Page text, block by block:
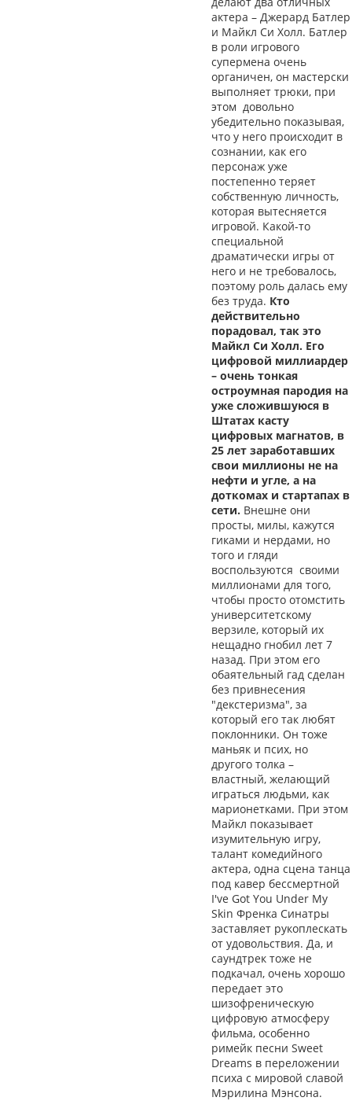
актера – Джерард Батлер
и Майкл Си Холл. Батлер
в роли игрового
супермена очень
органичен, он мастерски
выполняет трюки, при
этом довольно
убедительно показывая,
что у него происходит в
сознании, как его
персонаж уже
постепенно теряет
собственную личность,
которая вытесняется
игровой. Какой-то
специальной
драматически игры от
него и не требовалось,
поэтому роль далась ему
без труда. Кто
действительно
порадовал, так это
Майкл Си Холл. Его
цифровой миллиардер
– очень тонкая
остроумная пародия на
уже сложившуюся в
Штатах касту
цифровых магнатов, в
25 лет заработавших
свои миллионы не на
нефти и угле, а на
доткомах и стартапах в
сети. Внешне они
просты, милы, кажутся
гиками и нердами, но
того и гляди
воспользуются своими
миллионами для того,
чтобы просто отомстить
университетскому
верзиле, который их
нещадно гнобил лет 7
назад. При этом его
обаятельный гад сделан
без привнесения
"декстеризма", за
который его так любят
поклонники. Он тоже
маньяк и псих, но
другого толка –
властный, желающий
играться людьми, как
марионетками. При этом
Майкл показывает
изумительную игру,
талант комедийного
актера, одна сцена танца
под кавер бессмертной
I've Got You Under My
Skin Френка Синатры
заставляет рукоплескать
от удовольствия. Да, и
саундтрек тоже не
подкачал, очень хорошо
передает это
шизофреническую
цифровую атмосферу
фильма, особенно
римейк песни Sweet
Dreams в переложении
психа с мировой славой
Мэрилина Мэнсона.